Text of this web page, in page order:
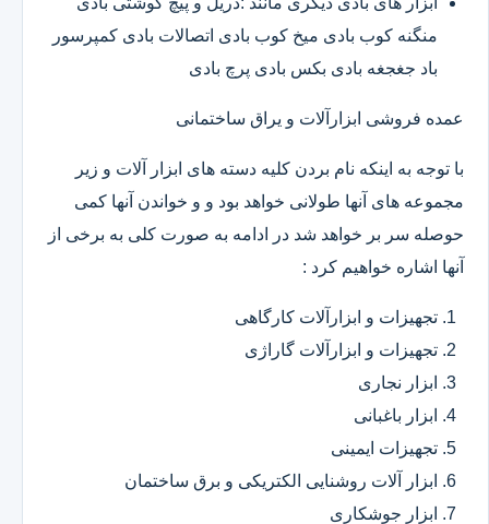
منگنه کوب بادی میخ کوب بادی اتصالات بادی کمپرسور
باد جغجغه بادی بکس بادی پرچ بادی
عمده فروشی ابزارآلات و یراق ساختمانی
با توجه به اینکه نام بردن کلیه دسته های ابزار آلات و زیر
مجموعه های آنها طولانی خواهد بود و و خواندن آنها کمی
حوصله سر بر خواهد شد در ادامه به صورت کلی به برخی از
آنها اشاره خواهیم کرد :
تجهیزات و ابزارآلات کارگاهی
تجهیزات و ابزارآلات گاراژی
ابزار نجاری
ابزار باغبانی
تجهیزات ایمینی
ابزار آلات روشنایی الکتریکی و برق ساختمان
ابزار جوشکاری